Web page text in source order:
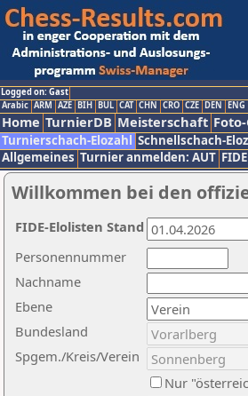
Logged on: Gast
Arabic ARM AZE BIH BUL CAT CHN CRO CZE DEN ENG
Home TurnierDB Meisterschaft
Turnierschach-Elozahl Schnellschach-
Allgemeines Turnier anmelden: AUT FIDE
Willkommen bei den
Nachname
Ebene
Personennummer
Bundesland
Spgem./Kreis/Verein
Nur
FIDE-Elolisten Stand